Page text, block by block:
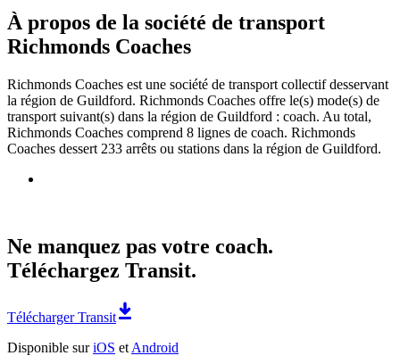
À propos de la société de transport
Richmonds Coaches
Richmonds Coaches est une société de transport collectif desservant
la région de Guildford. Richmonds Coaches offre le(s) mode(s) de
transport suivant(s) dans la région de Guildford : coach. Au total,
Richmonds Coaches comprend 8 lignes de coach. Richmonds
Coaches dessert 233 arrêts ou stations dans la région de Guildford.
Ne manquez pas votre coach.
Téléchargez Transit.
Télécharger Transit
Disponible suriOS et Android